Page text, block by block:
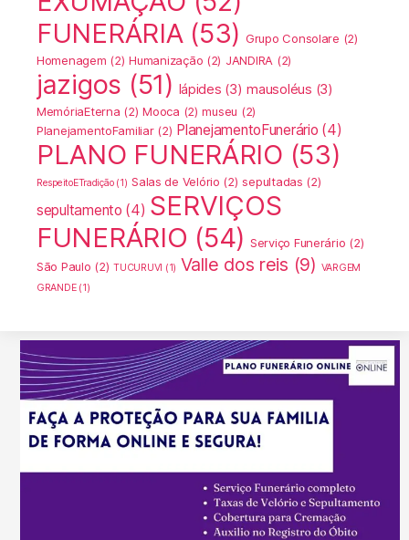
FUNERÁRIA(53) Grupo Consolare (2)
Homenagem (2) Humanização (2) JANDIRA (2)
jazigos (51) lápides (3) mausoléus (3)
MemóriaEterna (2) Mooca (2) museu (2)
PlanejamentoFamiliar(2) PlanejamentoFunerário (4)
PLANO FUNERÁRIO (53)
RespeitoETradição(1) Salas de Velório (2) sepultadas (2)
sepultamento (4) SERVIÇOS
FUNERÁRIO (54) Serviço Funerário (2)
São Paulo (2) TUCURUVI (1) Valle dos reis (9) VARGEM
GRANDE(1)